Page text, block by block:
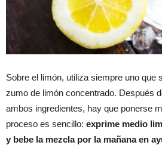
Sobre el limón, utiliza siempre uno que
zumo de limón concentrado. Después
ambos ingredientes, hay que ponerse
proceso es sencillo: exprime medio
y bebe la mezcla por la mañana en